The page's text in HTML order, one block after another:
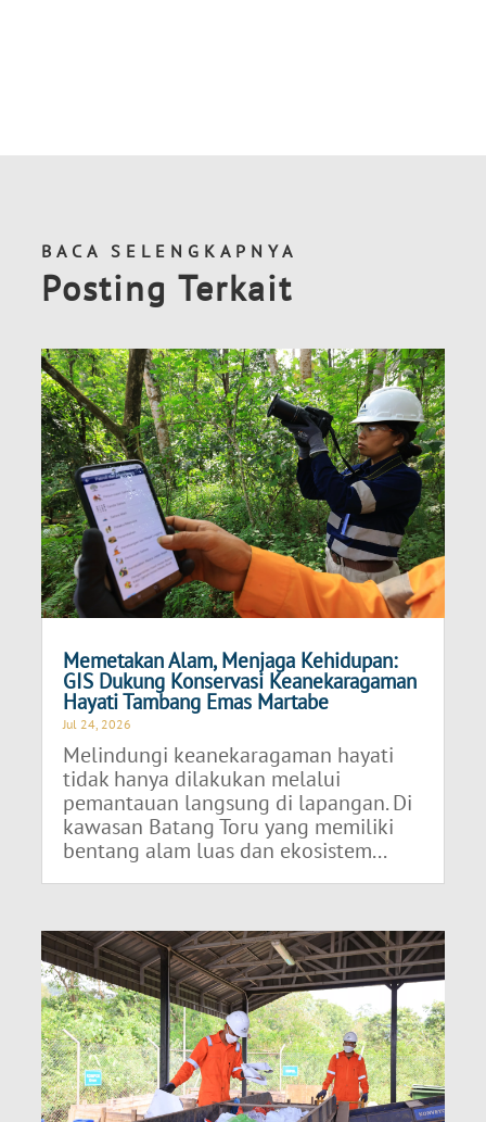
BACA SELENGKAPNYA
Posting Terkait
Memetakan Alam, Menjaga Kehidupan:
GIS Dukung Konservasi Keanekaragaman
Hayati Tambang Emas Martabe
Jul 24, 2026
Melindungi keanekaragaman hayati
tidak hanya dilakukan melalui
pemantauan langsung di lapangan. Di
kawasan Batang Toru yang memiliki
bentang alam luas dan ekosistem...